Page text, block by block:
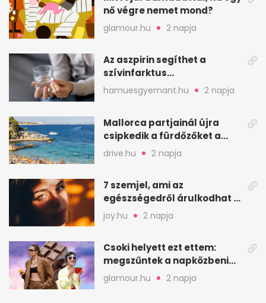
nő végre nemet mond?
glamour.hu 2 napja
Az aszpirin segíthet a
szívinfarktus
megelőzésében, de nem
mindenkinek
hamuesgyemant.hu 2 napja
Mallorca partjainál újra
csipkedik a fürdőzőket a
halak a sekély vízben
drive.hu 2 napja
7 szemjel, ami az
egészségedről árulkodhat –
erre figyelj oda
joy.hu 2 napja
Csoki helyett ezt ettem:
megszűntek a napközbeni
nassolási rohamok
glamour.hu 2 napja